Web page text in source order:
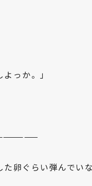
っか。」
卵ぐらい弾んでいな